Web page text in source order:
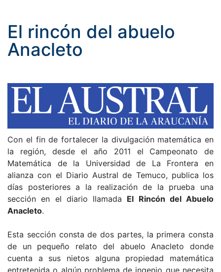
El rincón del abuelo
Anacleto
Con el fin de fortalecer la divulgación matemática en
la región, desde el año 2011 el Campeonato de
Matemática de la Universidad de La Frontera en
alianza con el Diario Austral de Temuco, publica los
días posteriores a la realización de la prueba una
sección en el diario llamada El Rincón del Abuelo
Anacleto.
Esta sección consta de dos partes, la primera consta
de un pequeño relato del abuelo Anacleto donde
cuenta a sus nietos alguna propiedad matemática
entretenida o algún problema de ingenio que necesita